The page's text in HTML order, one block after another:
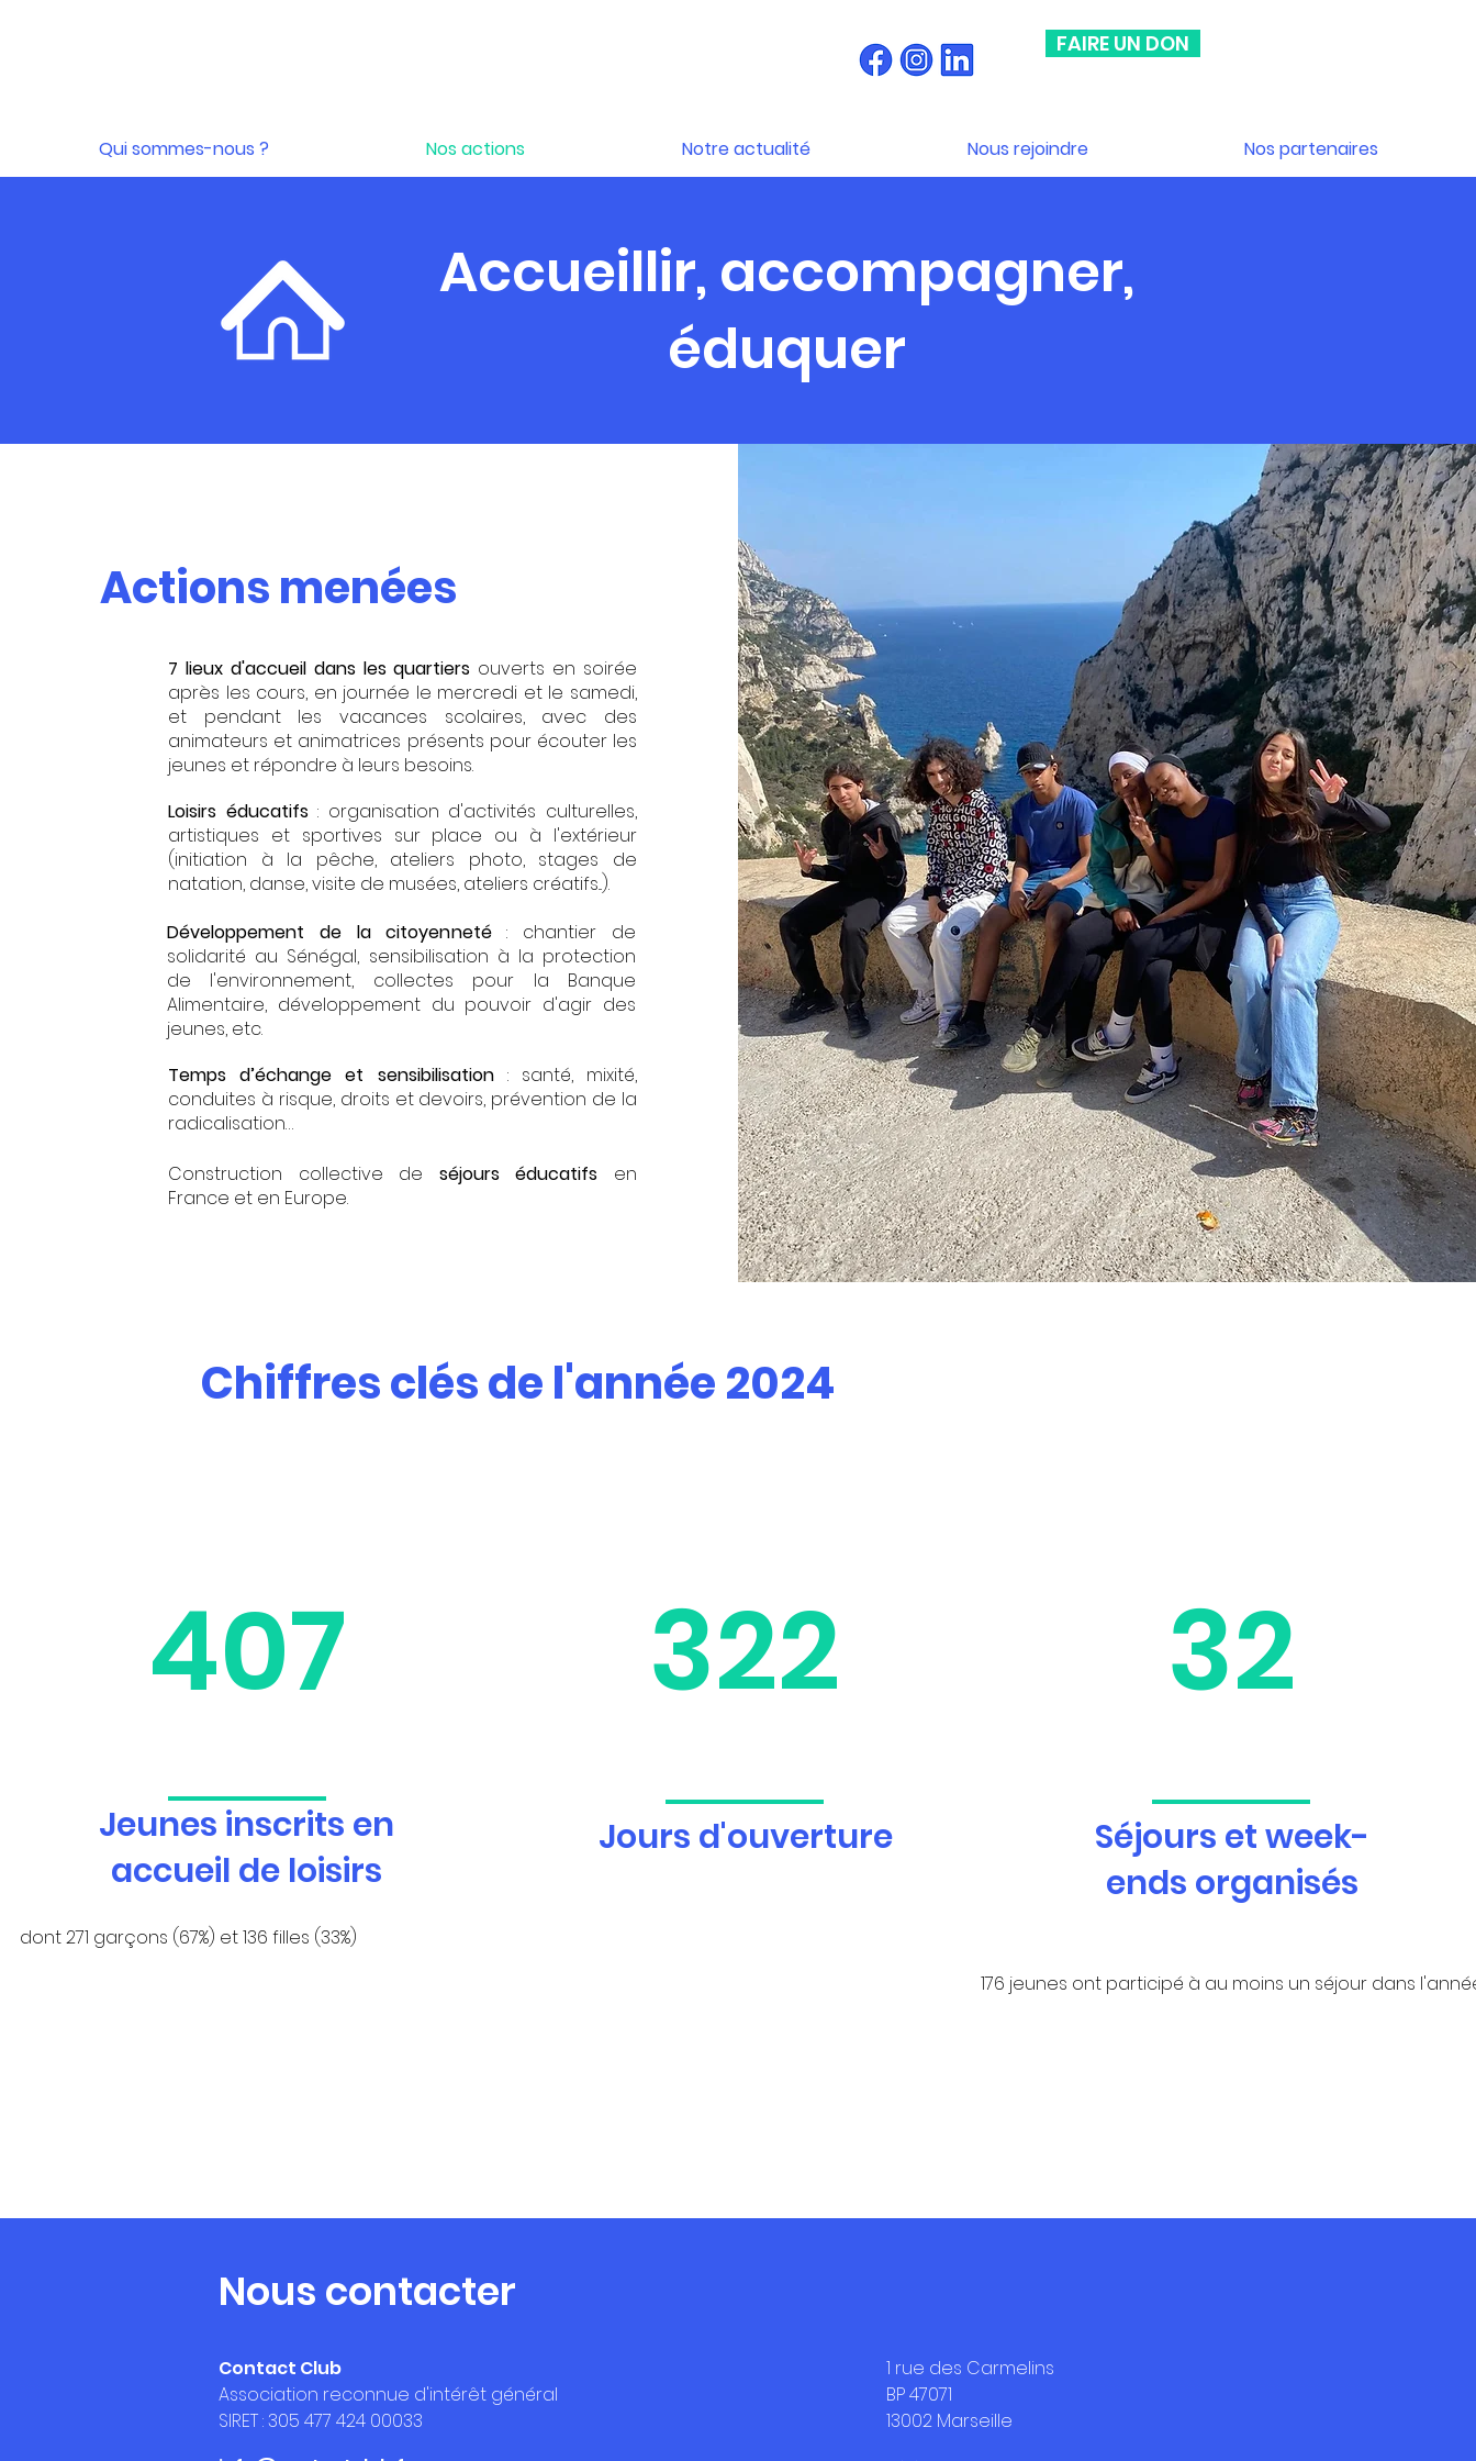
FAIRE UN DON
Qui sommes-nous ? Nos actions Notre actualité Nous rejoindre Nos partenaires
Accueillir, accompagner,
éduquer
Actions menées
7 lieux d'accueil dans les quartiers ouverts en soirée
après les cours, en journée le mercredi et le samedi,
et pendant les vacances scolaires, avec des
animateurs et animatrices présents pour écouter les
jeunes et répondre à leurs besoins.
Loisirs éducatifs: organisation d'activités culturelles,
artistiques et sportives sur place ou à l'extérieur
(initiation à la pêche, ateliers photo, stages de
natation, danse, visite de musées, ateliers créatifs...).
Développement de la citoyenneté: chantier de
solidarité au Sénégal, sensibilisation à la protection
de l'environnement, collectes pour la Banque
Alimentaire, développement du pouvoir d'agir des
jeunes, etc.
Temps d’échange et sensibilisation: santé, mixité,
conduites à risque, droits et devoirs, prévention de la
radicalisation…
Construction collective de séjours éducatifs en
France et en Europe.
Chiffres clés de l'année 2024
407
Jeunes inscrits en
accueil de loisirs
dont 271 garçons (67%) et 136 filles (33%)
322
Jours d'ouverture
32
Séjours et week-
ends organisés
176 jeunes ont participé à au moins un séjour dans
Nous contacter
Contact Club
Association reconnue d'intérêt général
SIRET : 305 477 424 00033
1 rue des Carmelins
BP 47071
13002 Marseille